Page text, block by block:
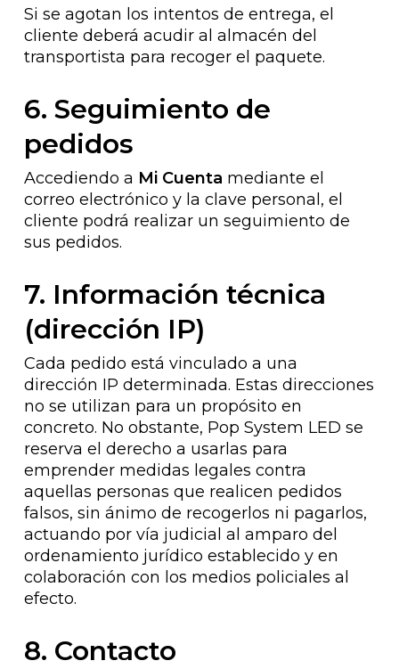
Si se agotan los intentos de entrega, el
cliente deberá acudir al almacén del
transportista para recoger el paquete.
6. Seguimiento de
pedidos
Accediendo a Mi Cuenta mediante el
correo electrónico y la clave personal, el
cliente podrá realizar un seguimiento de
sus pedidos.
7. Información técnica
(dirección IP)
Cada pedido está vinculado a una
dirección IP determinada. Estas direcciones
no se utilizan para un propósito en
concreto. No obstante, Pop System LED se
reserva el derecho a usarlas para
emprender medidas legales contra
aquellas personas que realicen pedidos
falsos, sin ánimo de recogerlos ni pagarlos,
actuando por vía judicial al amparo del
ordenamiento jurídico establecido y en
colaboración con los medios policiales al
efecto.
8. Contacto